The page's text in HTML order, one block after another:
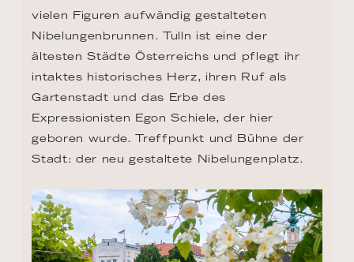
vielen Figuren aufwändig gestalteten
Nibelungenbrunnen. Tulln ist eine der
ältesten Städte Österreichs und pflegt ihr
intaktes historisches Herz, ihren Ruf als
Gartenstadt und das Erbe des
Expressionisten Egon Schiele, der hier
geboren wurde. Treffpunkt und Bühne der
Stadt: der neu gestaltete Nibelungenplatz.